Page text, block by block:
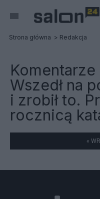
Strona główna Redakcja
Wszedł na
i zrobił to.
rocznicą
«